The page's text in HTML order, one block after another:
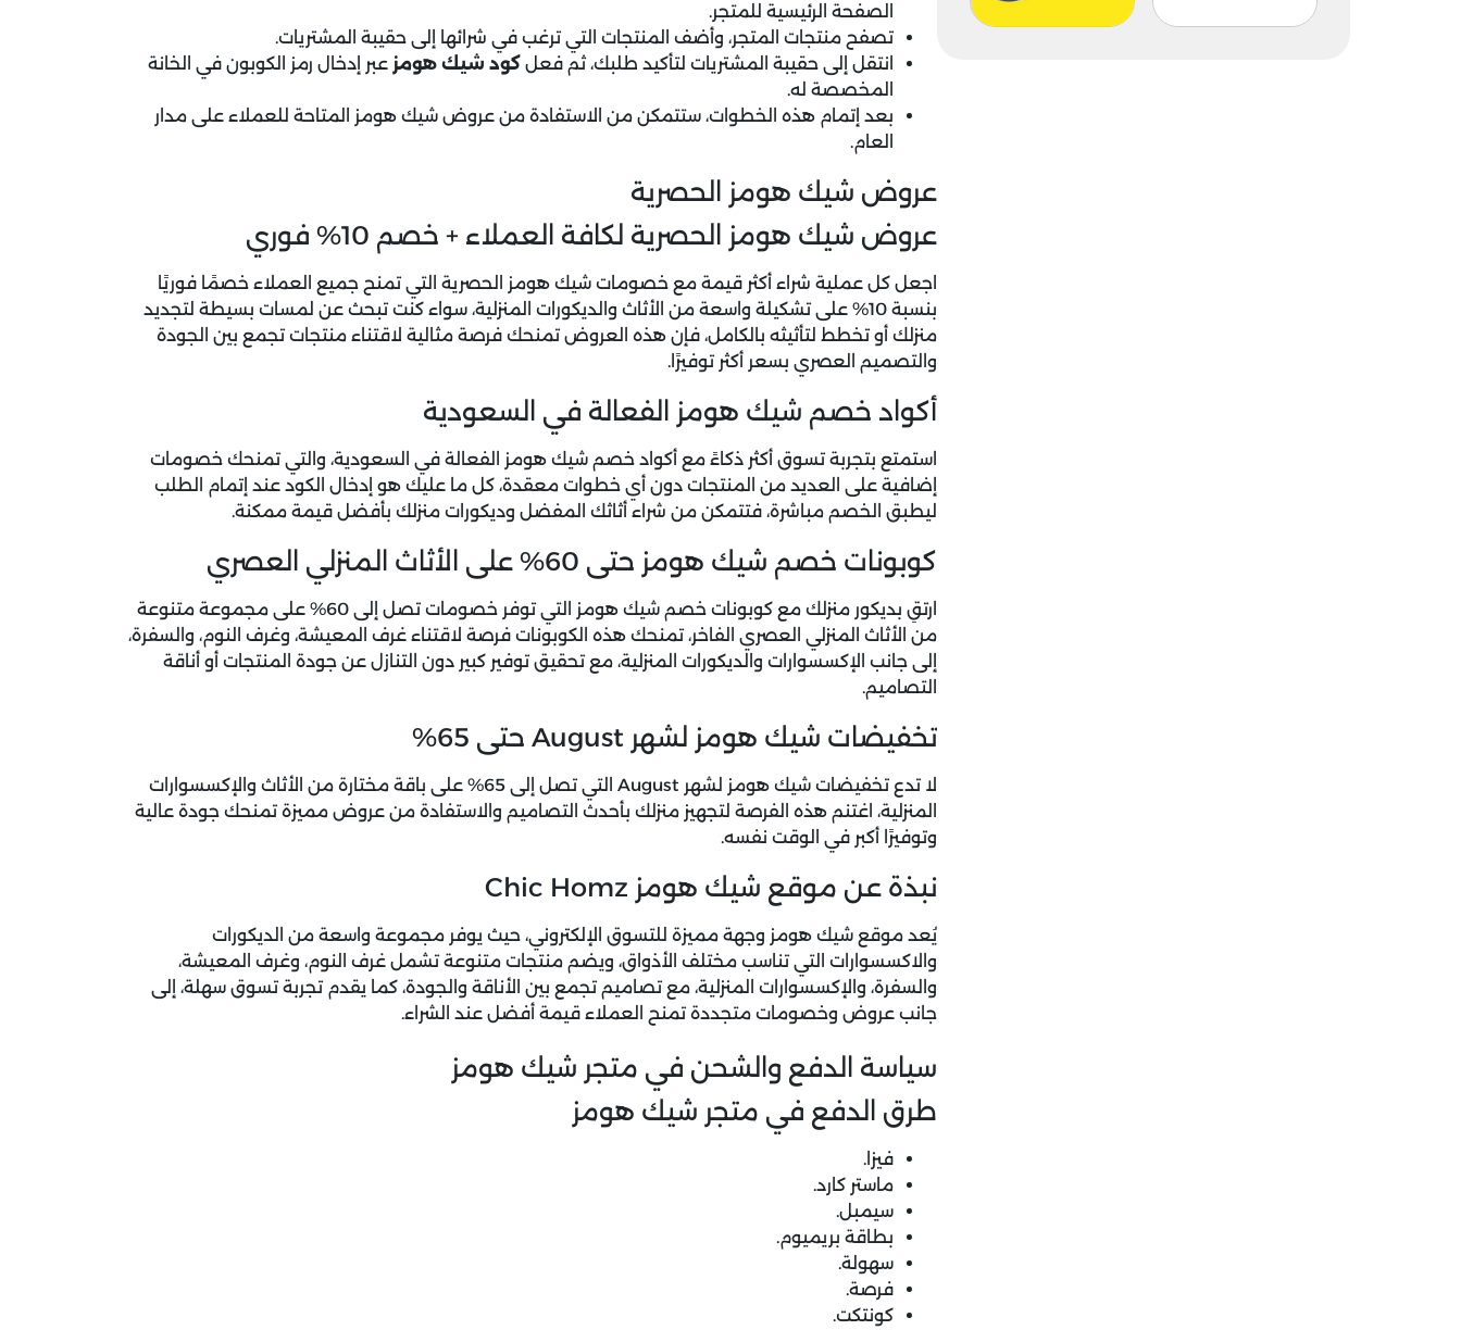
الصفحة الرئيسية للمتجر.
تصفح منتجات المتجر، وأضف المنتجات التي ترغب في شرائها إلى حقيبة المشتريات.
انتقل إلى حقيبة المشتريات لتأكيد طلبك، ثم فعل كود شيك هومز عبر إدخال رمز الكوبون في الخانة
المخصصة له.
بعد إتمام هذه الخطوات، ستتمكن من الاستفادة من عروض شيك هومز المتاحة للعملاء على مدار
العام.
عروض شيك هومز الحصرية
عروض شيك هومز الحصرية لكافة العملاء + خصم 10% فوري
اجعل كل عملية شراء أكثر قيمة مع خصومات شيك هومز
الحصرية التي تمنح جميع العملاء خصمًا فوريًا
بنسبة 10% على تشكيلة واسعة من الأثاث والديكورات المنزلية، سواء كنت تبحث عن لمسات بسيطة لتجديد
منزلك أو تخطط لتأثيثه بالكامل، فإن هذه العروض تمنحك فرصة مثالية لاقتناء منتجات تجمع بين الجودة
والتصميم العصري بسعر أكثر توفيرًا.
أكواد خصم شيك هومز الفعالة في السعودية
استمتع بتجربة تسوق أكثر ذكاءً مع أكواد خصم شيك هومز الفعالة في السعودية، والتي تمنحك خصومات
إضافية على العديد من المنتجات دون أي خطوات معقدة، كل ما عليك هو إدخال الكود عند إتمام الطلب
ليطبق الخصم مباشرة، فتتمكن من شراء أثاثك المفضل وديكورات منزلك بأفضل قيمة ممكنة.
كوبونات خصم شيك هومز حتى 60% على الأثاث المنزلي العصري
ارتقِ بديكور منزلك مع كوبونات خصم شيك هومز
التي توفر خصومات تصل إلى 60% على مجموعة متنوعة
من الأثاث المنزلي العصري الفاخر، تمنحك هذه الكوبونات فرصة لاقتناء غرف المعيشة، وغرف النوم، والسفرة،
إلى جانب الإكسسوارات والديكورات المنزلية، مع تحقيق توفير كبير دون التنازل عن جودة المنتجات أو أناقة
التصاميم.
تخفيضات شيك هومز لشهر August حتى 65%
لا تدع تخفيضات شيك هومز لشهر August التي تصل إلى 65% على باقة مختارة من الأثاث والإكسسوارات
المنزلية، اغتنم هذه الفرصة لتجهيز منزلك بأحدث التصاميم والاستفادة من عروض مميزة تمنحك جودة عالية
وتوفيرًا أكبر في الوقت نفسه.
نبذة عن موقع شيك هومز Chic Homz
يُعد موقع شيك هومز وجهة مميزة للتسوق الإلكتروني، حيث يوفر مجموعة واسعة من الديكورات
والاكسسوارات التي تناسب مختلف الأذواق، ويضم منتجات متنوعة تشمل غرف النوم، وغرف المعيشة،
والسفرة، والإكسسوارات المنزلية، مع تصاميم تجمع بين الأناقة والجودة، كما يقدم تجربة تسوق سهلة، إلى
جانب عروض وخصومات متجددة تمنح العملاء قيمة أفضل عند الشراء.
سياسة الدفع والشحن في متجر شيك هومز
طرق الدفع في متجر شيك هومز
فيزا.
ماستر كارد.
سيمبل.
بطاقة بريميوم.
سهولة.
فرصة.
كونتكت.